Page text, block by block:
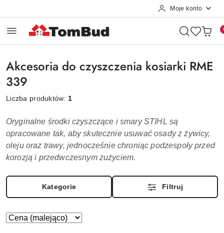
Moje konto
Akcesoria do czyszczenia kosiarki RME
339
Liczba produktów: 1
Oryginalne środki czyszczące i smary STIHL są
opracowane tak, aby skutecznie usuwać osady z żywicy,
oleju oraz trawy, jednocześnie chroniąc podzespoły przed
korozją i przedwczesnym zużyciem.
Kategorie Filtruj
Zastosowano
Sortuj